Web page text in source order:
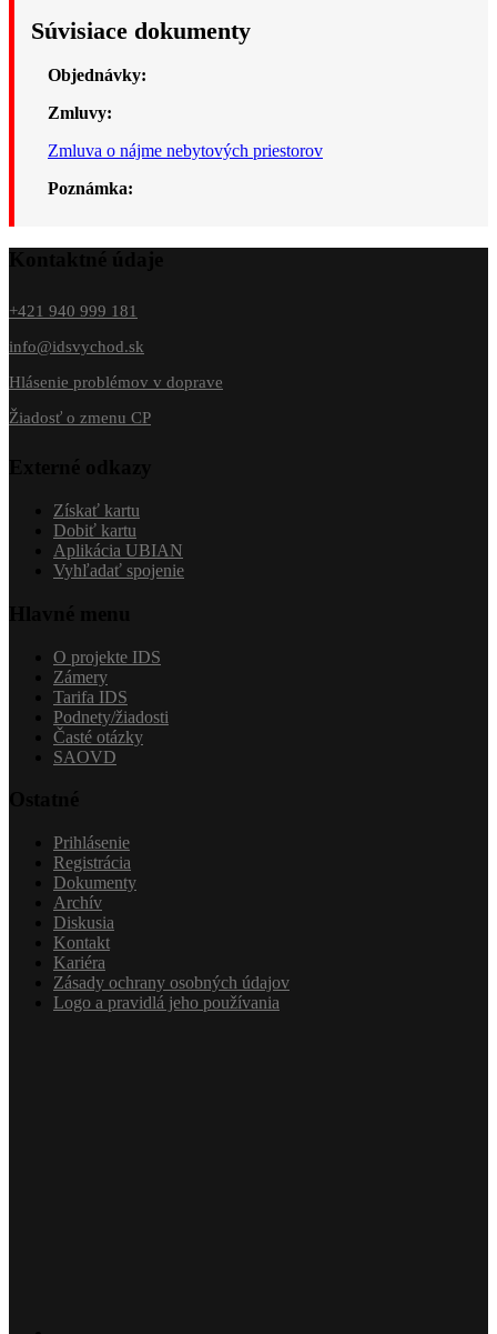
Súvisiace dokumenty
Objednávky:
Zmluvy:
Zmluva o nájme nebytových priestorov
Poznámka:
+421 940 999 181
info@idsvychod.sk
Hlásenie problémov v doprave
Žiadosť o zmenu CP
Získať kartu
Dobiť kartu
Aplikácia UBIAN
Vyhľadať spojenie
O projekte IDS
Zámery
Tarifa IDS
Podnety/žiadosti
Časté otázky
SAOVD
Prihlásenie
Registrácia
Dokumenty
Archív
Diskusia
Kontakt
Kariéra
Zásady ochrany osobných údajov
Logo a pravidlá jeho používania